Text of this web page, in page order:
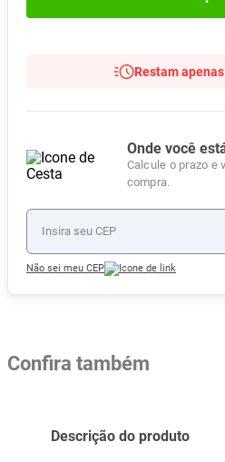
Restam
Onde você
Calcule o prazo e
compra.
Não sei meu CEP
Confira também
Descrição do produto